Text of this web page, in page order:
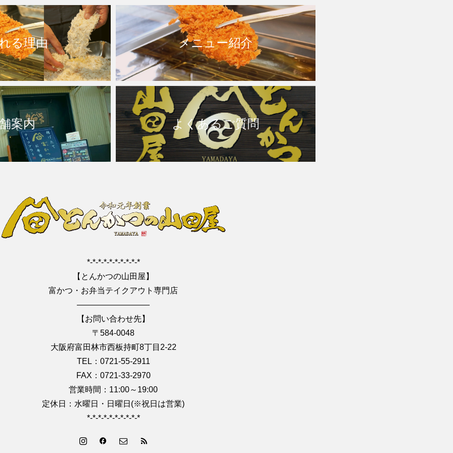
る理由 メニュー紹介
案内 よくあるご質問
*-*-*-*-*-*-*-*-*-*
【とんかつの山田屋】
富かつ・お弁当テイクアウト専門店
—————————
【お問い合わせ先】
〒584-0048
大阪府富田林市西板持町8丁目2-22
TEL：0721-55-2911
FAX：0721-33-2970
営業時間：11:00～19:00
定休日：水曜日・日曜日(※祝日は営業)
*-*-*-*-*-*-*-*-*-*